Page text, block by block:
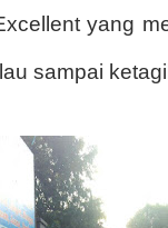
yang
sampai